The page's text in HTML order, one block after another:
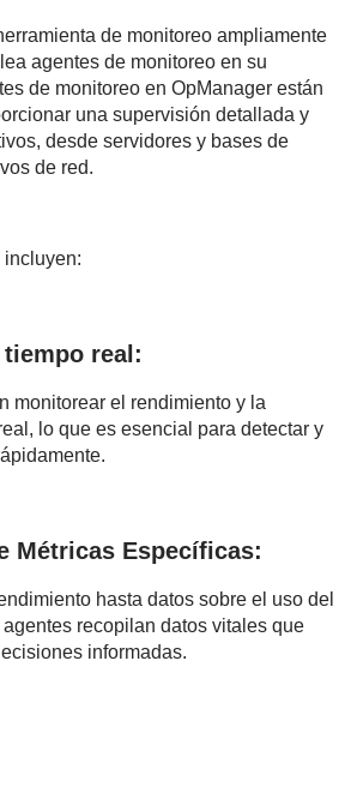
de monitoreo ampliamente
agentes de monitoreo en su
de monitoreo en OpManager están
una supervisión detallada y
desde servidores y bases de
de red.
incluyen:
real:
monitorear el rendimiento y la
lo que es esencial para detectar y
Métricas Específicas:
hasta datos sobre el uso del
recopilan datos vitales que
informadas.